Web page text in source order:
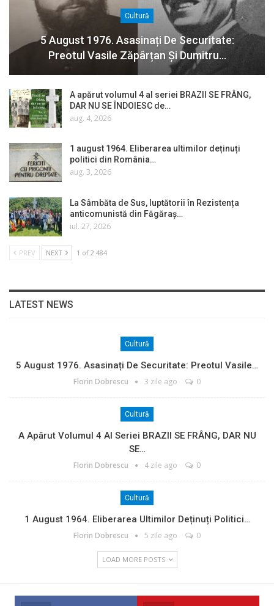
Cultură
5 August 1976. Asasinați De Securitate:
Preotul Vasile Zăpârțan Și Dumitru…
A apărut volumul 4 al seriei BRAZII SE FRÂNG,
DAR NU SE ÎNDOIESC de…
aug. 4, 2026
1 august 1964. Eliberarea ultimilor deținuți
politici din România…
aug. 3, 2026
La Sâmbăta de Sus, luptătorii în Rezistența
anticomunistă din Făgăraș…
iul. 27, 2026
PREV NEXT 1 of 2.484
LATEST NEWS
Cultură
5 August 1976. Asasinați De Securitate: Preotul Vasile…
Florin Dobrescu 3 zile ago 0
Cultură
A Apărut Volumul 4 Al Seriei BRAZII SE FRÂNG, DAR NU
SE…
Florin Dobrescu 4 zile ago 0
Cultură
1 August 1964. Eliberarea Ultimilor Deținuți Politici…
Florin Dobrescu 5 zile ago 0
LOAD MORE POSTS